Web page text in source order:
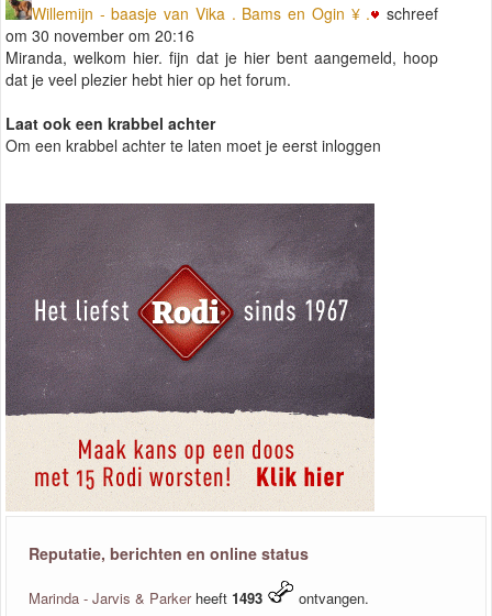
Willemijn - baasje van Vika . Bams en Ogin ¥ .
schreef
om 30 november om 20:16
Miranda, welkom hier. fijn dat je hier bent aangemeld, hoop
dat je veel plezier hebt hier op het forum.
Laat ook een krabbel achter
Om een krabbel achter te laten moet je eerst inloggen
Reputatie, berichten en online status
Marinda - Jarvis & Parkerheeft 1493
ontvangen.